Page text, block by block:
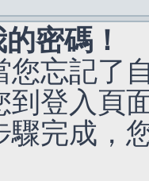
密碼！
您忘記了
到登入頁
驟完成，